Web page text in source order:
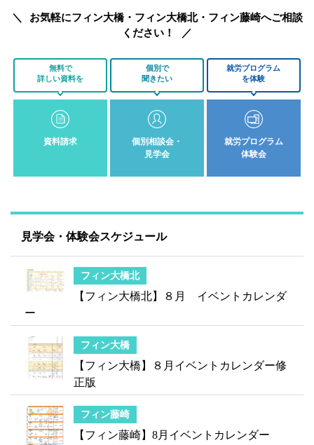
お気軽にフィン大橋・フィン大橋北・フィン藤崎へご相談
ください！
無料で
詳しい資料を
資料請求
個別で
聞きたい
個別相談会・
見学会
就労プログラム
を体験
就労プログラム
体験会
見学会・体験会スケジュール
フィン大橋北
【フィン大橋北】８月 イベントカレンダ
ー
フィン大橋
【フィン大橋】８月イベントカレンダー修
正版
フィン藤崎
【フィン藤崎】8月イベントカレンダー